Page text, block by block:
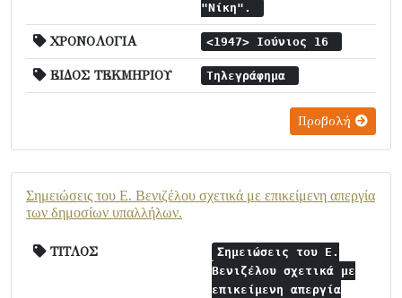
"Νίκη".
ΧΡΟΝΟΛΟΓΙΑ <1947> Ιούνιος 16
ΕΙΔΟΣ ΤΕΚΜΗΡΙΟΥ Τηλεγράφημα
Προβολή
Σημειώσεις του Ε. Βενιζέλου σχετικά με επικείμενη απεργία
των δημοσίων υπαλλήλων.
ΤΙΤΛΟΣ
Σημειώσεις του Ε.
Βενιζέλου σχετικά με
επικείμενη απεργία